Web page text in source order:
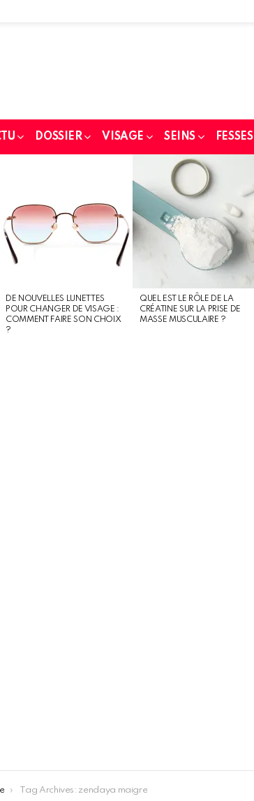
DOSSIER VISAGE SEINS FESSES
DE NOUVELLES LUNETTES
POUR CHANGER DE VISAGE :
COMMENT FAIRE SON CHOIX
?
QUEL EST LE RÔLE DE LA
CRÉATINE SUR LA PRISE DE
MASSE MUSCULAIRE ?
Tag Archives: zendaya maigre